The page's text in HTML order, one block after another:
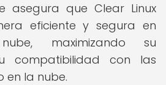
asegura que Clear Linux
eficiente y segura en
maximizando su
compatibilidad con las
la nube.